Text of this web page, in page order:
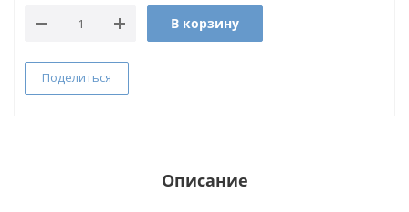
В корзину
Поделиться
Описание